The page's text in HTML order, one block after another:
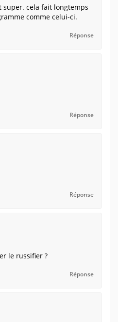
cela fait longtemps
comme celui-ci.
Réponse
Réponse
Réponse
le russifier ?
Réponse